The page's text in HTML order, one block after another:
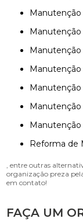
Reforma
, entre outras
organização preza
em contato!
FAÇA UM